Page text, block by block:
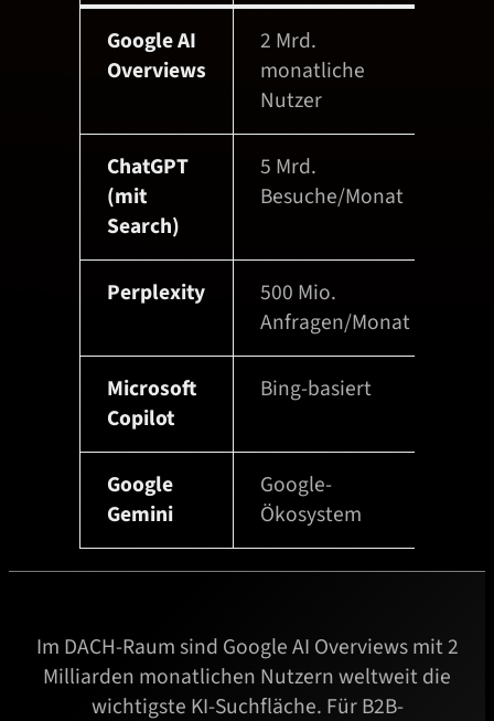
d
k
n
t
n
Google AI
Overviews
2 Mrd.
monatliche
Nutzer
ChatGPT
(mit
Search)
5 Mrd.
Besuche/Monat
Perplexity
500 Mio.
Anfragen/Monat
Microsoft
Copilot
Bing-basiert
Google
Gemini
Google-
Ökosystem
Im DACH-Raum sind Google AI Overviews mit 2
Milliarden monatlichen Nutzern weltweit die
wichtigste KI-Suchfläche. Für B2B-